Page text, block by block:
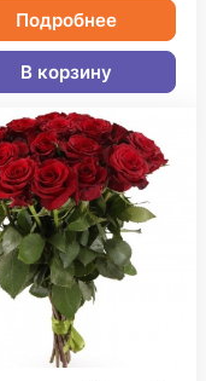
Подробнее
В корзину